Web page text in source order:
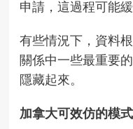
申請，這過程可能
有些情況下，資料
關係中一些最重要
隱藏起來。
加拿大可效仿的模式